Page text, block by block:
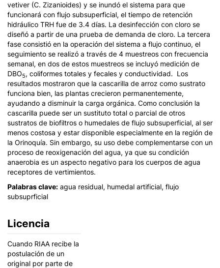
vetiver (C. Zizanioides) y se inundó el sistema para que
funcionará con flujo subsuperficial, el tiempo de retención
hidráulico TRH fue de 3.4 días. La desinfección con cloro se
diseñó a partir de una prueba de demanda de cloro. La tercera
fase consistió en la operación del sistema a flujo continuo, el
seguimiento se realizó a través de 4 muestreos con frecuencia
semanal, en dos de estos muestreos se incluyó medición de
DBO5, coliformes totales y fecales y conductividad. Los
resultados mostraron que la cascarilla de arroz como sustrato
funciona bien, las plantas crecieron permanentemente,
ayudando a disminuir la carga orgánica. Como conclusión la
cascarilla puede ser un sustituto total o parcial de otros
sustratos de biofiltros o humedales de flujo subsuperficial, al ser
menos costosa y estar disponible especialmente en la región de
la Orinoquía. Sin embargo, su uso debe complementarse con un
proceso de reoxigenación del agua, ya que su condición
anaerobia es un aspecto negativo para los cuerpos de agua
receptores de vertimientos.
Palabras clave: agua residual, humedal artificial, flujo
subsuprficial
Licencia
Cuando RIAA recibe la
postulación de un
original por parte de